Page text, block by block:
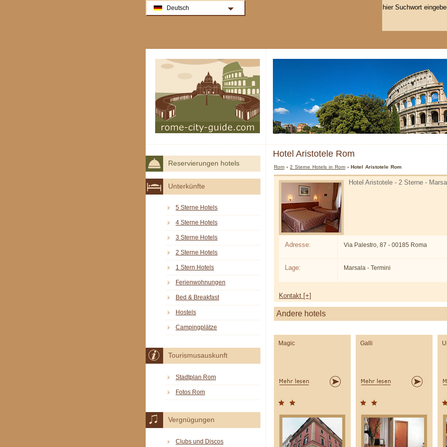
Hotel Aristotele Rom
Rom ›2 Sterne Hotels in Rom › Hotel Aristotele Rom
Hotel Aristotele - 2 Sterne -
Adresse: Via Palestro, 87 - 00185 Roma
Lage: Marsala - Termini
Kontakt [+]
Andere hotels
Magic Galli
Reservierungen hotels
Unterkünfte
5 Sterne Hotels
4 Sterne Hotels
3 Sterne Hotels
2 Sterne Hotels
1 Stern Hotels
Ferienwohnungen
Bed & Breakfast
Hostels
Campingplätze
Tourismusauskunft
Stadtplan Rom
Fotos Rom
Vergnügungen
Clubs und Discos
Deutsch